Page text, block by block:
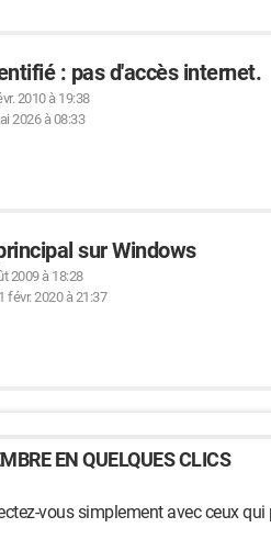
: pas d'accès internet.
2010 à 19:38
2026 à 08:33
sur Windows
2009 à 18:28
févr. 2020 à 21:37
EN QUELQUES CLICS
vous simplement avec ceux